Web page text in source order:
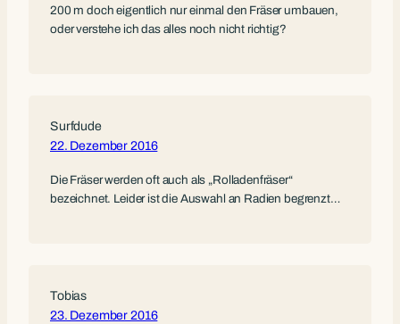
200 m doch eigentlich nur einmal den Fräser umbauen,
oder verstehe ich das alles noch nicht richtig?
Surfdude
22. Dezember 2016
Die Fräser werden oft auch als „Rolladenfräser“
bezeichnet. Leider ist die Auswahl an Radien begrenzt…
Tobias
23. Dezember 2016